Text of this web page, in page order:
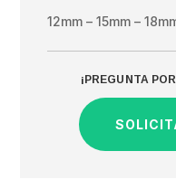
12mm – 15mm –
¡PREGUNTA